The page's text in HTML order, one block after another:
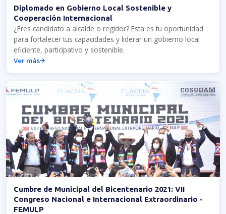
Diplomado en Gobierno Local Sostenible y
Cooperación Internacional
¿Eres candidato a alcalde o regidor? Esta es tu oportunidad
para fortalecer tus capacidades y liderar un gobierno local
eficiente, participativo y sostenible.
Ver más
Cumbre de Municipal del Bicentenario 2021: VII
Congreso Nacional e Internacional Extraordinario -
FEMULP